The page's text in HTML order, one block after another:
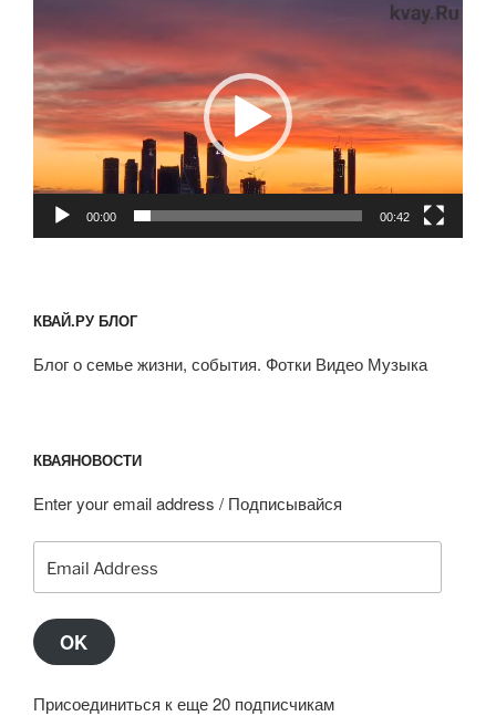
00:00 00:42
КВАЙ.РУ БЛОГ
Блог о семье жизни, события. Фотки Видео Музыка
КВАЯНОВОСТИ
Enter your email address / Подписывайся
Address
OK
Присоединиться к еще 20 подписчикам